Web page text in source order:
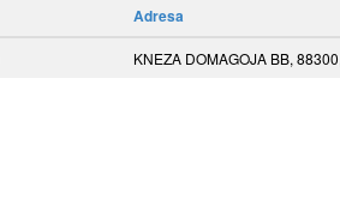
Adresa
KNEZA DOMAGOJA BB,